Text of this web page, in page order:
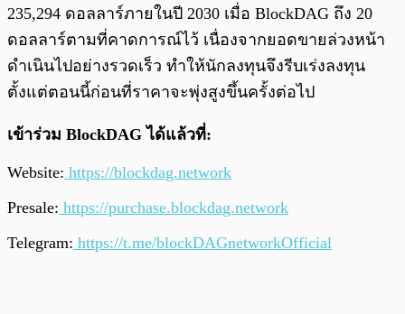
235,294 ดอลลาร์ภายในปี 2030 เมื่อ BlockDAG ถึง 20
ดอลลาร์ตามที่คาดการณ์ไว้ เนื่องจากยอดขายล่วงหน้า
ดำเนินไปอย่างรวดเร็ว ทำให้นักลงทุนจึงรีบเร่งลงทุน
ตั้งแต่ตอนนี้ก่อนที่ราคาจะพุ่งสูงขึ้นครั้งต่อไป
เข้าร่วม BlockDAG ได้แล้วที่:
Website: https://blockdag.network
Presale: https://purchase.blockdag.network
Telegram: https://t.me/blockDAGnetworkOfficial